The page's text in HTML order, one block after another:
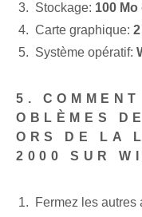
Stockage: 100
Carte graphique:
Système opératif:
5.
OBLÈMES
ORS DE LA
2000 SUR
Fermez les